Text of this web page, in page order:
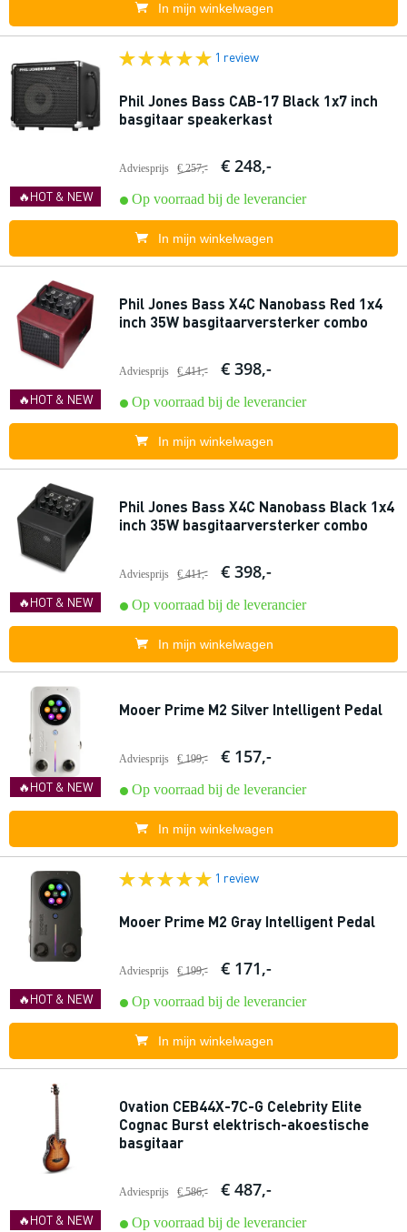
In mijn winkelwagen
🔥HOT & NEW
1 review
Phil Jones Bass CAB-17 Black 1x7 inch
basgitaar speakerkast
Adviesprijs € 257,- € 248,-
Op voorraad bij de leverancier
In mijn winkelwagen
🔥HOT & NEW
Phil Jones Bass X4C Nanobass Red 1x4
inch 35W basgitaarversterker combo
Adviesprijs € 411,- € 398,-
Op voorraad bij de leverancier
In mijn winkelwagen
🔥HOT & NEW
Phil Jones Bass X4C Nanobass Black 1x4
inch 35W basgitaarversterker combo
Adviesprijs € 411,- € 398,-
Op voorraad bij de leverancier
In mijn winkelwagen
🔥HOT & NEW
Mooer Prime M2 Silver Intelligent Pedal
Adviesprijs € 199,- € 157,-
Op voorraad bij de leverancier
In mijn winkelwagen
🔥HOT & NEW
1 review
Mooer Prime M2 Gray Intelligent Pedal
Adviesprijs € 199,- € 171,-
Op voorraad bij de leverancier
In mijn winkelwagen
🔥HOT & NEW
Ovation CEB44X-7C-G Celebrity Elite
Cognac Burst elektrisch-akoestische
basgitaar
Adviesprijs € 586,- € 487,-
Op voorraad bij de leverancier